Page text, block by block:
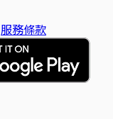
服務條款